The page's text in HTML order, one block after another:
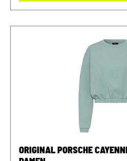
schwarz Verkauf und Versand
GmbHPorsche Zentrum
Straße 194447 PlattlingUSt-Ident.-
ORIGINAL PORSCHE